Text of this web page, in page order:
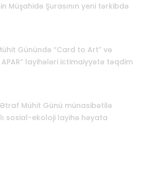
Müşahidə Şurasının yeni tərkibdə
Günündə “Card to Art” və
APAR” layihələri ictimaiyyətə təqdim
Mühit Günü münasibətilə
sosial-ekoloji layihə həyata